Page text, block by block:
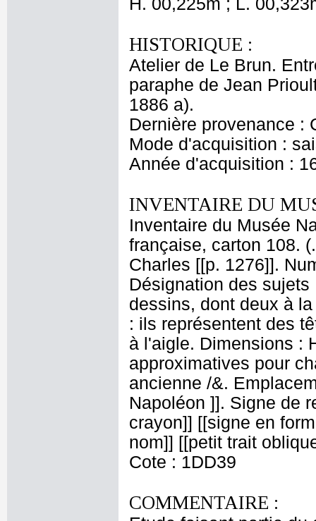
H. 00,225m ; L.
HISTORIQUE :
Atelier de Le Brun.
paraphe de Jean
1886 a).
Dernière provenance :
Mode d'acquisition :
Année d'acquisition :
INVENTAIRE DU
Inventaire du Musée
française, carton 108.
Charles [[p. 1276]].
Désignation des
dessins, dont deux à
: ils représentent des
à l'aigle. Dimensions :
approximatives pour
ancienne /&.
Napoléon ]]. Signe de
crayon]] [[signe en
nom]] [[petit trait
Cote : 1DD39
COMMENTAIRE :